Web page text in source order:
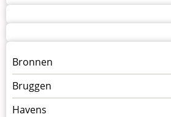
Menu
kunstwerken
op
kunstwerkpagina
Bronnen
Bruggen
Havens